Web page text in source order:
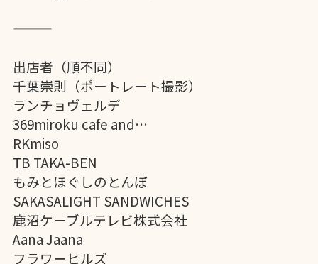
出店者（順不同）
千葉崇則（ポートレート撮影）
ランチョヴェルデ
369miroku cafe and…
RKmiso
TB TAKA-BEN
もみとほぐしのとんぼ
SAKASALIGHT SANDWICHES
鹿沼ケーブルテレビ株式会社
Aana Jaana
フラワーヒルズ